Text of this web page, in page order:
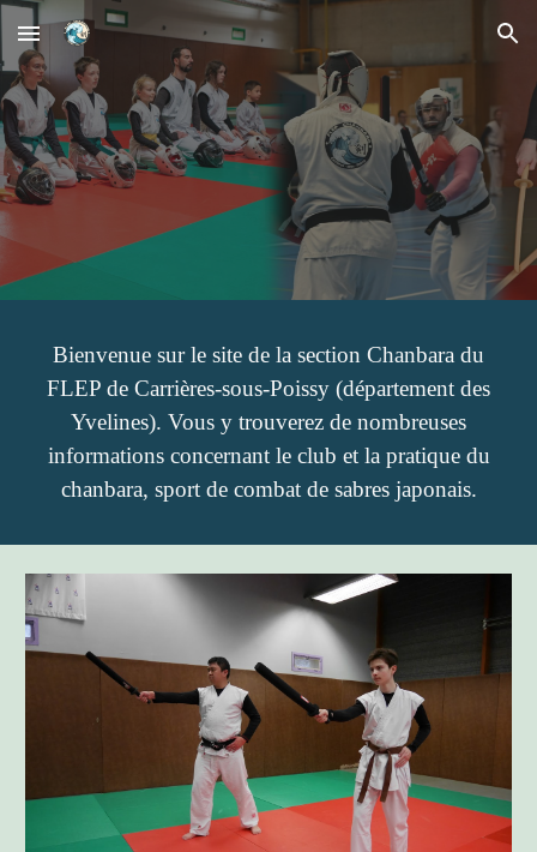
Skip to main content Skip to navigation
Bienvenue sur le site de la section Chanbara du
FLEP de Carrières-sous-Poissy (département des
Yvelines). Vous y trouverez de nombreuses
informations concernant le club et la pratique du
chanbara, sport de combat de sabres japonais.